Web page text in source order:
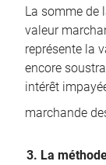
La somme de
valeur
représente la
encore
intérêt
marchande
3. La